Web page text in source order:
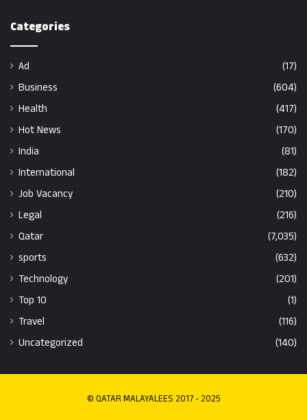
Categories
Ad
(17)
Business
(604)
Health
(417)
Hot News
(170)
India
(81)
International
(182)
Job Vacancy
(210)
Legal
(216)
Qatar
(7,035)
sports
(632)
Technology
(201)
Top 10
(1)
Travel
(116)
Uncategorized
(140)
© QATAR MALAYALEES 2017 - 2025